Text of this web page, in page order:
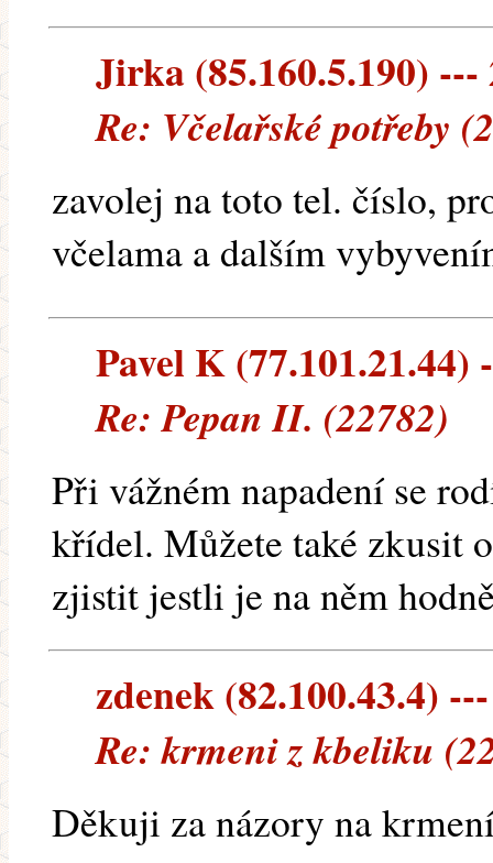
Jirka (85.160.5.190) ---
Re: Včelařské potřeby
zavolej na toto tel. číslo,
včelama a dalším
Pavel K (77.101.21.44)
Re: Pepan II. (22782)
Při vážném napadení se
křídel. Můžete také zkusit
zjistit jestli je na něm
zdenek (82.100.43.4)
Re: krmeni z kbeliku
Děkuji za názory na